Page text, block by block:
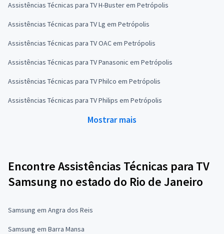
Assistências Técnicas para TV H-Buster em Petrópolis
Assistências Técnicas para TV Lg em Petrópolis
Assistências Técnicas para TV OAC em Petrópolis
Assistências Técnicas para TV Panasonic em Petrópolis
Assistências Técnicas para TV Philco em Petrópolis
Assistências Técnicas para TV Philips em Petrópolis
Mostrar mais
Encontre Assistências Técnicas para TV
Samsung no estado do Rio de Janeiro
Samsung em Angra dos Reis
Samsung em Barra Mansa